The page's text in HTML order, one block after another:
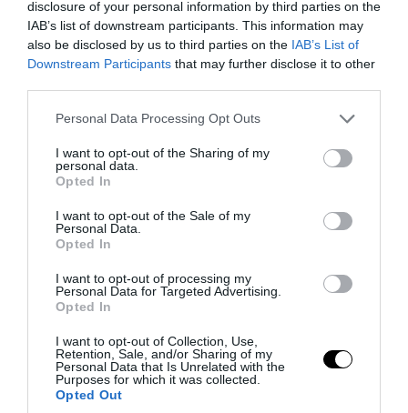
disclosure of your personal information by third parties on the
IAB’s list of downstream participants. This information may
also be disclosed by us to third parties on the IAB’s List of
Downstream Participants that may further disclose it to other
Please note that this website/app uses one or more Google
not limited to your visit or usage behaviour. You may click to
grant or deny consent to Google and its third-party tags to
use your data for below specified purposes in below Google
consent section.
Personal Data Processing Opt Outs
I want to opt-out of the Sharing of my
personal data.
Opted In
I want to opt-out of the Sale of my
Personal Data.
Opted In
I want to opt-out of processing my
Personal Data for Targeted Advertising.
Opted In
I want to opt-out of Collection, Use,
Retention, Sale, and/or Sharing of my
Personal Data that Is Unrelated with the
Purposes for which it was collected.
Opted Out
PRONEWS.GR /ΑΣΤΡΑ & ΖΩΔΙΑ
Δείχνει να μη νοιάζεται για κανέναν:
Aυτό είναι το λιγότερο στοργικό ζώδιο